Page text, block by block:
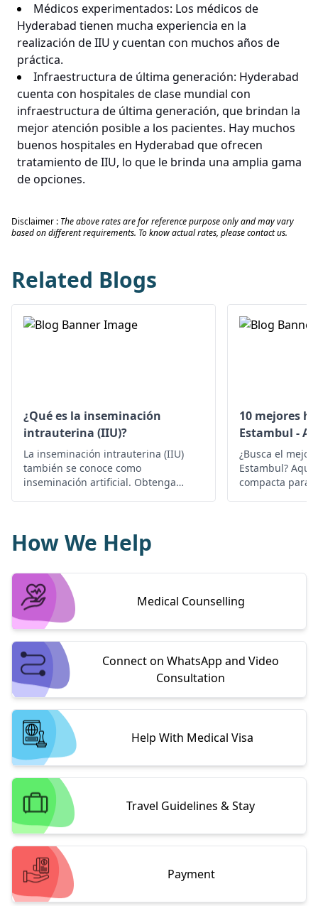
Médicos experimentados: Los médicos de
Hyderabad tienen mucha experiencia en la
realización de IIU y cuentan con muchos años de
práctica.
Infraestructura de última generación: Hyderabad
cuenta con hospitales de clase mundial con
infraestructura de última generación, que brindan la
mejor atención posible a los pacientes. Hay muchos
buenos hospitales en Hyderabad que ofrecen
tratamiento de IIU, lo que le brinda una amplia gama
de opciones.
Disclaimer : The above rates are for reference purpose only and may vary
based on different requirements. To know actual rates, please contact us.
Related Blogs
¿Qué es la inseminación
intrauterina (IIU)?
La inseminación intrauterina (IIU)
también se conoce como
inseminación artificial. Obtenga
10 mejores
Estambul -
¿Busca el
Estambul? Aquí
compacta para
How We Help
Medical Counselling
Connect on WhatsApp and Video
Consultation
Help With Medical Visa
Travel Guidelines & Stay
Payment